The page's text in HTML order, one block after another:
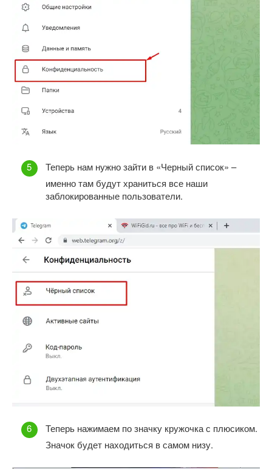
Теперь нам нужно зайти в «Черный список» –
именно там будут храниться все наши
заблокированные пользователи.
Теперь нажимаем по значку кружочка с плюсиком.
Значок будет находиться в самом низу.